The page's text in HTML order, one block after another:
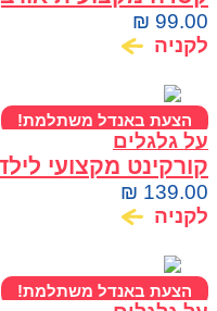
₪ 99.00
לקניה
הצעת באנדל משתלמת!
על גלגלים
ומתכוונן OMEGA
₪ 139.00
לקניה
הצעת באנדל משתלמת!